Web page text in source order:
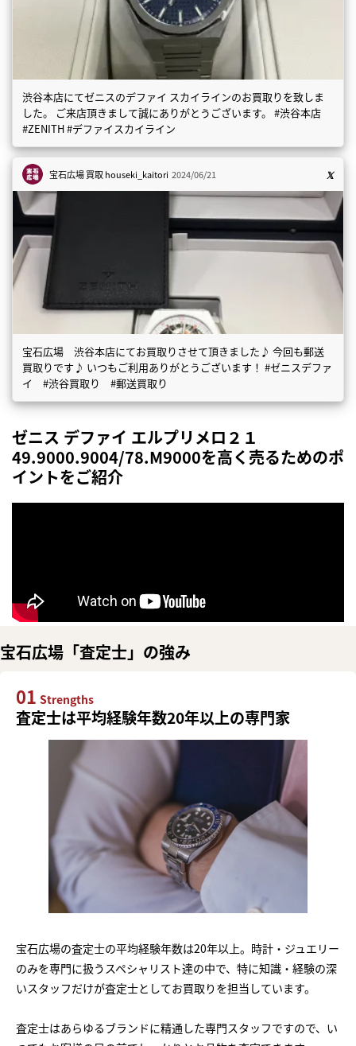
渋谷本店にてゼニスのデファイ スカイラインのお買取りを致しま
した。 ご来店頂きまして誠にありがとうございます。 #渋谷本店
#ZENITH #デファイスカイライン
宝石広場 買取houseki_kaitori 2024/06/21
宝石広場 渋谷本店にてお買取りさせて頂きました♪ 今回も郵送
買取りです♪ いつもご利用ありがとうございます！ #ゼニスデファ
イ #渋谷買取り #郵送買取り
ゼニス デファイ エルプリメロ２１
49.9000.9004/78.M9000を高く売るためのポ
イントをご紹介
宝石広場「査定士」の強み
01 Strengths
査定士は平均経験年数20年以上の専門家
宝石広場の査定士の平均経験年数は20年以上。時計・ジュエリー
のみを専門に扱うスペシャリスト達の中で、特に知識・経験の深
いスタッフだけが査定士としてお買取りを担当しています。
査定士はあらゆるブランドに精通した専門スタッフですので、い